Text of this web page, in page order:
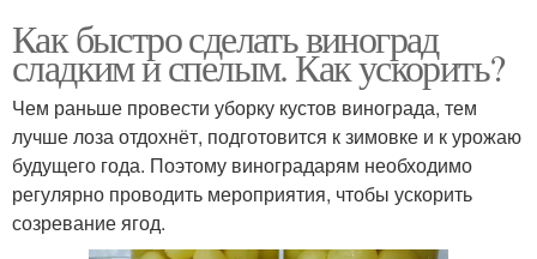
Как быстро сделать виноград
сладким и спелым. Как ускорить?
Чем раньше провести уборку кустов винограда, тем
лучше лоза отдохнёт, подготовится к зимовке и к урожаю
будущего года. Поэтому виноградарям необходимо
регулярно проводить мероприятия, чтобы ускорить
созревание ягод.